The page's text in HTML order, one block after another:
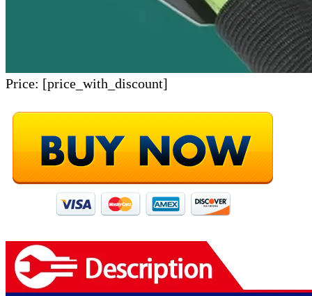
Price: [price_with_discount]